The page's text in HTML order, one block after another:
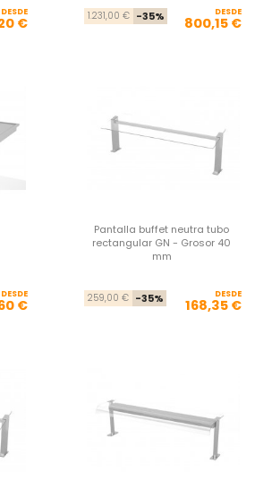
Precio base
Precio
DESDE
€ 1.231,00 € -35% DESDE
800,15 €
Precio base
Precio
DESDE
€
Pantalla buffet neutra tubo
rectangular GN - Grosor 40
mm
259,00 € -35% DESDE
168,35 €